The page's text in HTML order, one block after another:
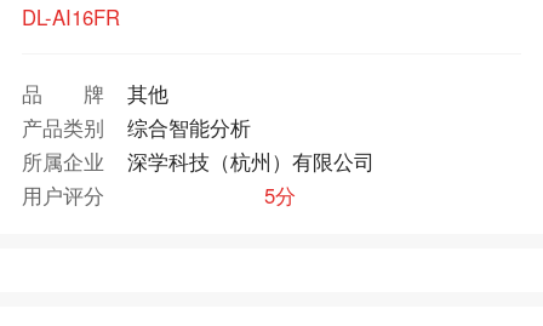
DL-AI16FR
品牌
其他
产品类别
综合智能分析
所属企业
深学科技（杭州）有限公司
用户评分
5分